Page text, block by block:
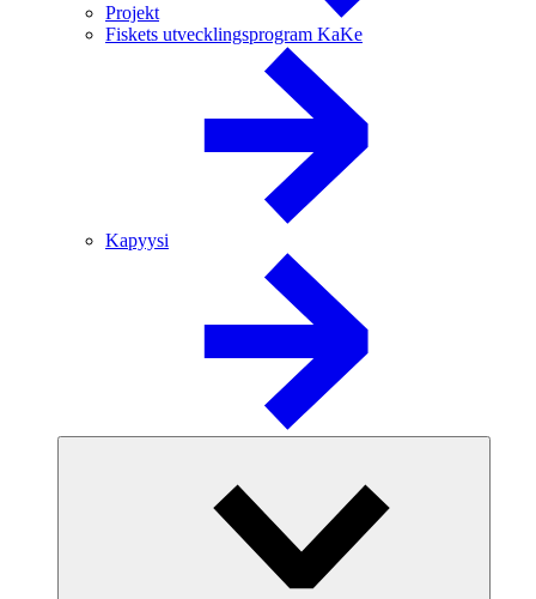
Projekt
Fiskets utvecklingsprogram KaKe
Kapyysi